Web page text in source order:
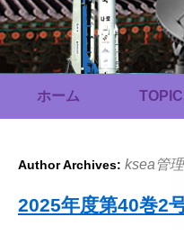
ホーム
Author Archives: ksea管
2025年度第40巻2